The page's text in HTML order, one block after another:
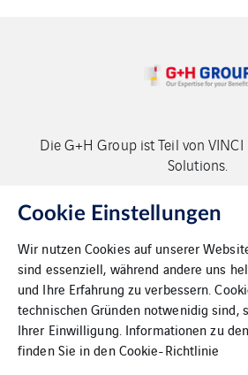
Die G+H Group ist Teil von
Solutions.
Copyright G+H
Kontakt
Cookie Einstellungen
Wir nutzen Cookies auf unserer
sind essenziell, während andere uns
und Ihre Erfahrung zu verbessern.
technischen Gründen notwenidig sind,
Ihrer Einwilligung. Informationen zu
finden Sie in denCookie-Richtlinie